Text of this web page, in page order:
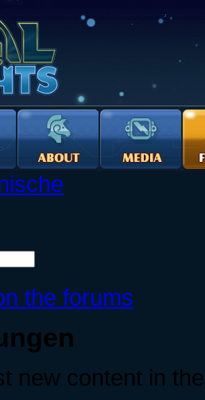
the forums
new content in